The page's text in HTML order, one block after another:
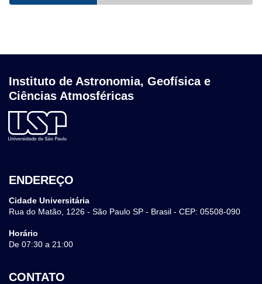
Instituto de Astronomia, Geofísica e
Ciências Atmosféricas
ENDEREÇO
Cidade Universitária
Rua do Matão, 1226 - São Paulo SP - Brasil - CEP: 05508-090
Horário
De 07:30 a 21:00
CONTATO